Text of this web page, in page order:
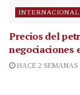
Precios del
negociaciones
HACE 2 SEMANAS